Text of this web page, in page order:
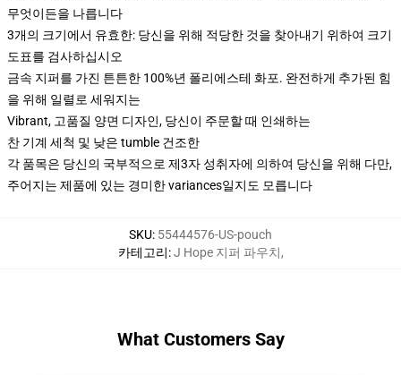
무엇이든을 나릅니다
3개의 크기에서 유효한: 당신을 위해 적당한 것을 찾아내기 위하여 크기
도표를 검사하십시오
금속 지퍼를 가진 튼튼한 100%년 폴리에스테 화포. 완전하게 추가된 힘
을 위해 일렬로 세워지는
Vibrant, 고품질 양면 디자인, 당신이 주문할 때 인쇄하는
찬 기계 세척 및 낮은 tumble 건조한
각 품목은 당신의 국부적으로 제3자 성취자에 의하여 당신을 위해 다만,
주어지는 제품에 있는 경미한 variances일지도 모릅니다
SKU: 55444576-US-pouch
카테고리:J Hope 지퍼 파우치,
What Customers Say